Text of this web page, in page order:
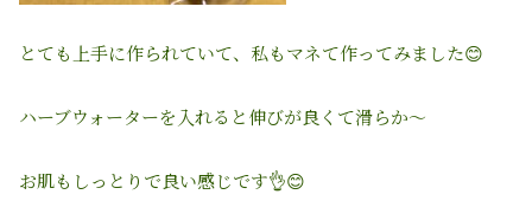
とても上手に作られていて、私もマネて作ってみました😊
ハーブウォーターを入れると伸びが良くて滑らか〜
お肌もしっとりで良い感じです👌😊